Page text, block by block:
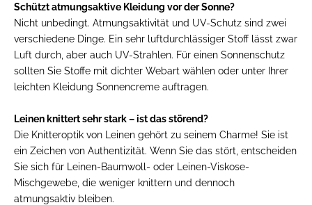
Schützt atmungsaktive Kleidung vor der Sonne?
Nicht unbedingt. Atmungsaktivität und UV-Schutz sind zwei
verschiedene Dinge. Ein sehr luftdurchlässiger Stoff lässt zwar
Luft durch, aber auch UV-Strahlen. Für einen Sonnenschutz
sollten Sie Stoffe mit dichter Webart wählen oder unter Ihrer
leichten Kleidung Sonnencreme auftragen.
Leinen knittert sehr stark – ist das störend?
Die Knitteroptik von Leinen gehört zu seinem Charme! Sie ist
ein Zeichen von Authentizität. Wenn Sie das stört, entscheiden
Sie sich für Leinen-Baumwoll- oder Leinen-Viskose-
Mischgewebe, die weniger knittern und dennoch
atmungsaktiv bleiben.